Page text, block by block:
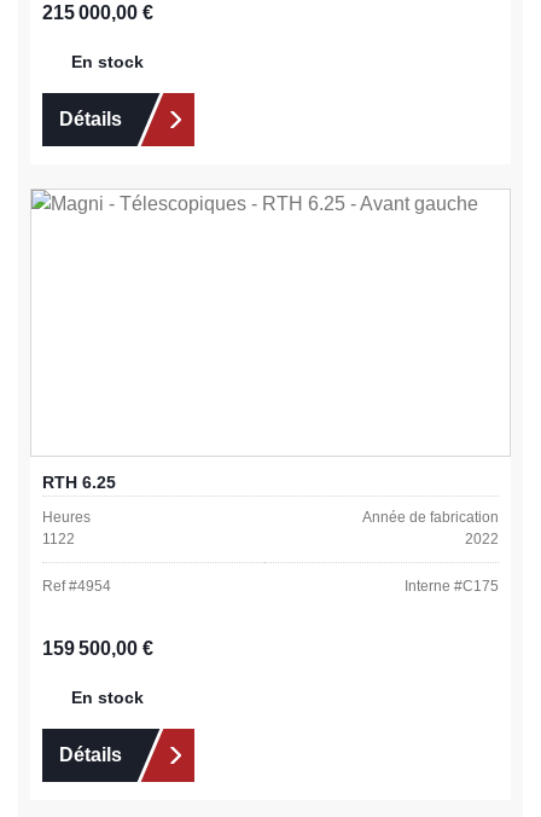
Prix régulier :
215 000,00 €
En stock
Détails
RTH 6.25
Heures
1122
Année de fabrication
2022
Ref #4954 Interne #C175
Prix régulier :
159 500,00 €
En stock
Détails